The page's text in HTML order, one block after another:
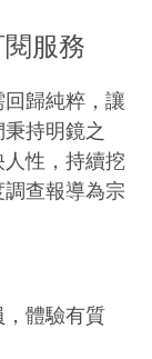
服務
歸純粹，讓
持明鏡之
性，持續挖
查報導為宗
體驗有質